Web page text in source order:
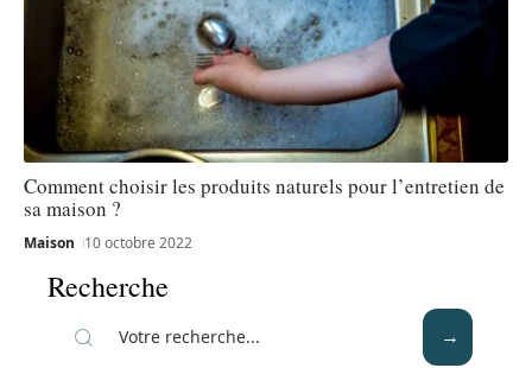
Comment choisir les produits naturels pour l’entretien de
sa maison ?
Maison 10 octobre 2022
Recherche